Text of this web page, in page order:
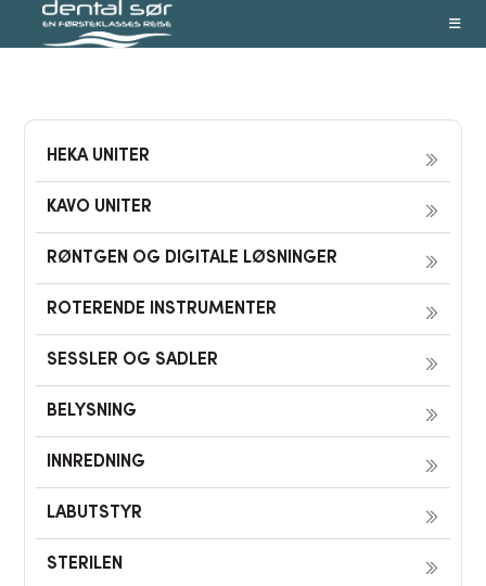
HEKA UNITER
KAVO UNITER
RØNTGEN OG DIGITALE LØSNINGER
ROTERENDE INSTRUMENTER
SESSLER OG SADLER
BELYSNING
INNREDNING
LABUTSTYR
STERILEN